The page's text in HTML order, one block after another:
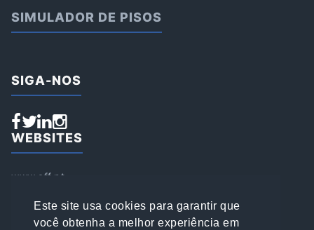
Este site usa cookies para garantir que
você obtenha a melhor experiência em
SIMULADOR DE PISOS
SIGA-NOS
WEBSITES
www.aff.pt
www.loja.affsports.pt
PESQUISAR